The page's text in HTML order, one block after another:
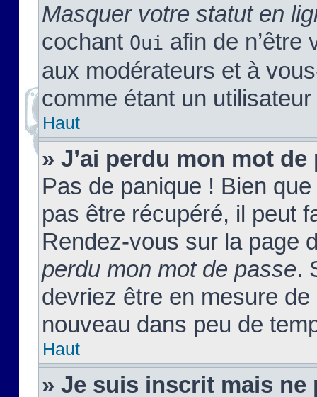
Masquer votre statut en
cochant Oui afin de n’être
aux modérateurs et à
comme étant un
Haut
» J’ai perdu mon mot de
Pas de panique ! Bien
pas être récupéré, il peut
Rendez-vous sur la page
perdu mon mot de passe.
devriez être en mesure
nouveau dans peu de
Haut
» Je suis inscrit mais ne